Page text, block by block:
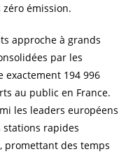
émission.
approche à grands
par les
exactement 194 996
au public en France.
les leaders européens
stations rapides
promettant des temps